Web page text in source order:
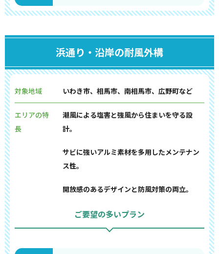
浜通り・沿岸の耐風外構
対象地域 いわき市、相馬市、南相馬市、広野町など
エリアの特
長
潮風による塩害と強風から住まいを守る設
計。
サビに強いアルミ素材を多用したメンテナン
ス性。
開放感のあるデザインと防風対策の両立。
ご要望の多いプラン